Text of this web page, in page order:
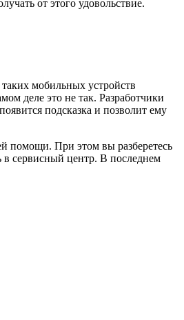
от этого удовольствие.
мобильных устройств
деле это не так. Разработчики
подсказка и позволит ему
помощи. При этом вы разберетесь
в сервисный центр. В последнем